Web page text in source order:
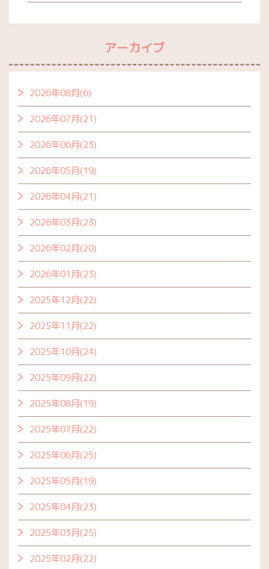
アーカイブ
2026年08月(6)
2026年07月(21)
2026年06月(23)
2026年05月(19)
2026年04月(21)
2026年03月(23)
2026年02月(20)
2026年01月(23)
2025年12月(22)
2025年11月(22)
2025年10月(24)
2025年09月(22)
2025年08月(19)
2025年07月(22)
2025年06月(25)
2025年05月(19)
2025年04月(23)
2025年03月(25)
2025年02月(22)